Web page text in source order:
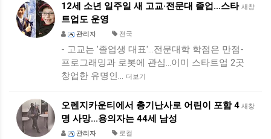
새창
12세 소년 일주일 새 고교·전문대 졸업…스타
트업도 운영
관리자 전국
- 고교는 '졸업생 대표'…전문대학 학점은 만점-
프로그래밍과 로봇에 관심…이미 스타트업 2곳
창업한 유명인… 더보기
새창
오렌지카운티에서 총기난사로 어린이 포함 4
명 사망...용의자는 44세 남성
관리자 로컬